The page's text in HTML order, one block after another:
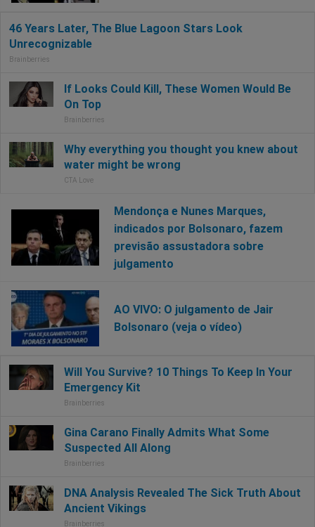
Mendonça e Nunes Marques,
indicados por Bolsonaro, fazem
previsão assustadora sobre
julgamento
AO VIVO: O julgamento de Jair
Bolsonaro (veja o vídeo)